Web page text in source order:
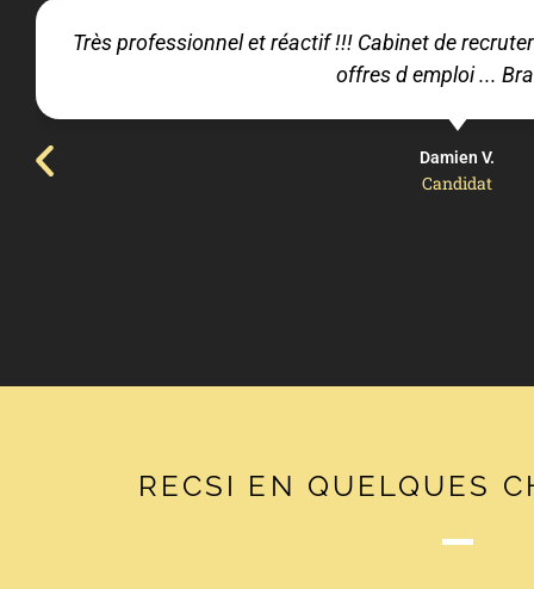
Très professionnel et réactif !!! Cabinet de
offres d emploi ...
Damien V.
Candidat
RECSI EN QUELQUES